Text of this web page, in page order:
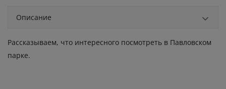
Описание
Рассказываем, что интересного посмотреть в Павловском
парке.